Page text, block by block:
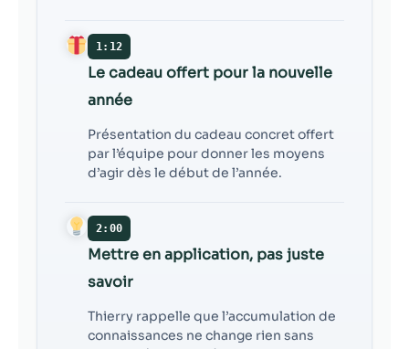
1:12
Le cadeau offert pour la nouvelle
année
Présentation du cadeau concret offert
par l’équipe pour donner les moyens
d’agir dès le début de l’année.
2:00
Mettre en application, pas juste
savoir
Thierry rappelle que l’accumulation de
connaissances ne change rien sans
votre intérêt et
lorsque vous
visitez notre
site, vous
contenu et des
offres